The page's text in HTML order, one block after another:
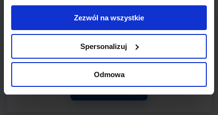
Zezwól na wszystkie
Spersonalizuj
Odmowa
Virgin Atlantic
połączenie.